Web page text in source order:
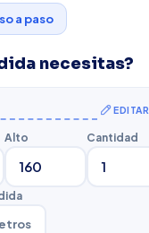
a paso
necesitas?
EDITAR
Alto Cantidad